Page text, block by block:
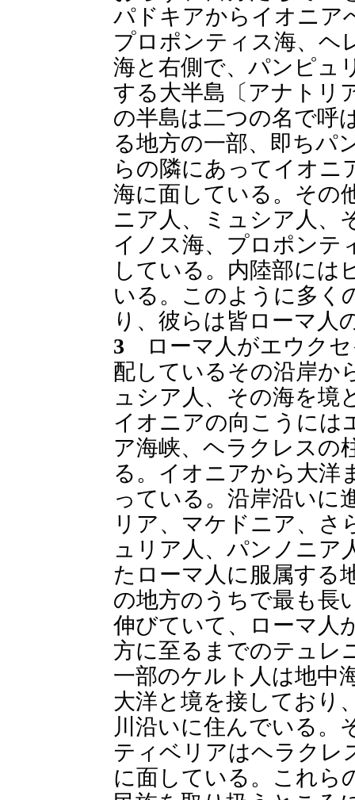
パドキアからイオニア
プロポンティス海、ヘ
海と右側で、パンピュ
する大半島〔アナトリ
の半島は二つの名で呼
る地方の一部、即ちパ
らの隣にあってイオニ
海に面している。その
ニア人、ミュシア人、
イノス海、プロポンテ
している。内陸部には
いる。このように多く
り、彼らは皆ローマ人
3 ローマ人がエウクセ
配しているその沿岸か
ュシア人、その海を境
イオニアの向こうには
ア海峡、ヘラクレスの
る。イオニアから大洋
っている。沿岸沿いに
リア、マケドニア、さ
ュリア人、パンノニア
たローマ人に服属する
の地方のうちで最も長
伸びていて、ローマ人
方に至るまでのテュレ
一部のケルト人は地中
大洋と境を接しており
川沿いに住んでいる。
ティベリアはヘラクレ
に面している。これら